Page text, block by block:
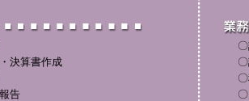
決算書作成
告